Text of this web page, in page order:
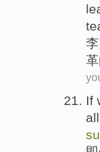
革
If